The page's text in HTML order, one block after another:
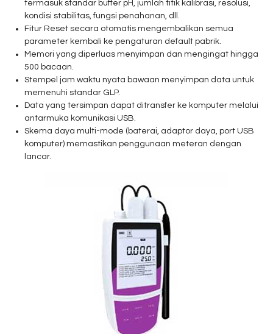
termasuk standar buffer pH, jumlah titik kalibrasi, resolusi,
kondisi stabilitas, fungsi penahanan, dll.
Fitur Reset secara otomatis mengembalikan semua
parameter kembali ke pengaturan default pabrik.
Memori yang diperluas menyimpan dan mengingat hingga
500 bacaan.
Stempel jam waktu nyata bawaan menyimpan data untuk
memenuhi standar GLP.
Data yang tersimpan dapat ditransfer ke komputer melalui
antarmuka komunikasi USB.
Skema daya multi-mode (baterai, adaptor daya, port USB
komputer) memastikan penggunaan meteran dengan
lancar.